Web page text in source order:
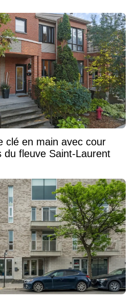
clé en main avec cour
du fleuve Saint-Laurent